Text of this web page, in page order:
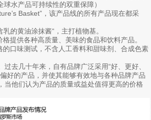
水产品可持续性的双重保障）
Basket”，该产品线的所有产品现在都采
的黄油涂抹酱“，主打植物基。
提供各种高质量、美味的食品和饮料产品。
口味测试，不含人工香料和甜味剂、合成色素
去几十年来，自有品牌广泛采用“好、更好、
好的产品，并使其能够有效地与各种品牌产品
他们认为产品的质量或益处值得更高的价格